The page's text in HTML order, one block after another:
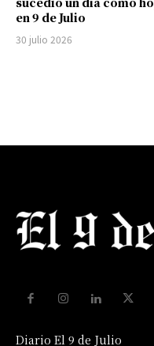
en 9 de Julio
30 julio 2026
Diario El 9 de Julio